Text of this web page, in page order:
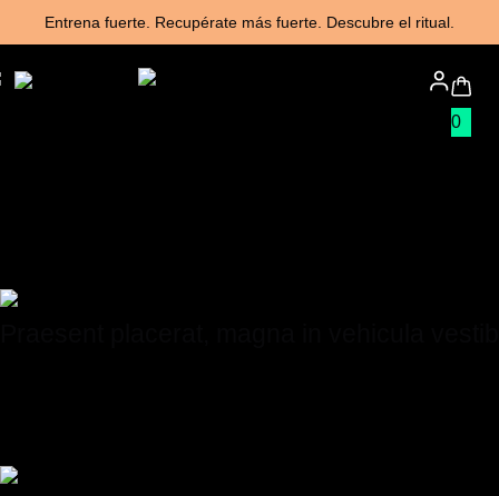
Entrena fuerte. Recupérate más fuerte. Descubre el ritual.
0